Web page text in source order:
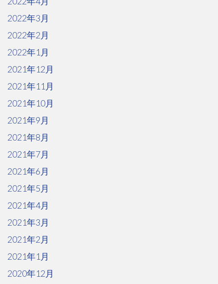
2022年3月
2022年2月
2022年1月
2021年12月
2021年11月
2021年10月
2021年9月
2021年8月
2021年7月
2021年6月
2021年5月
2021年4月
2021年3月
2021年2月
2021年1月
2020年12月